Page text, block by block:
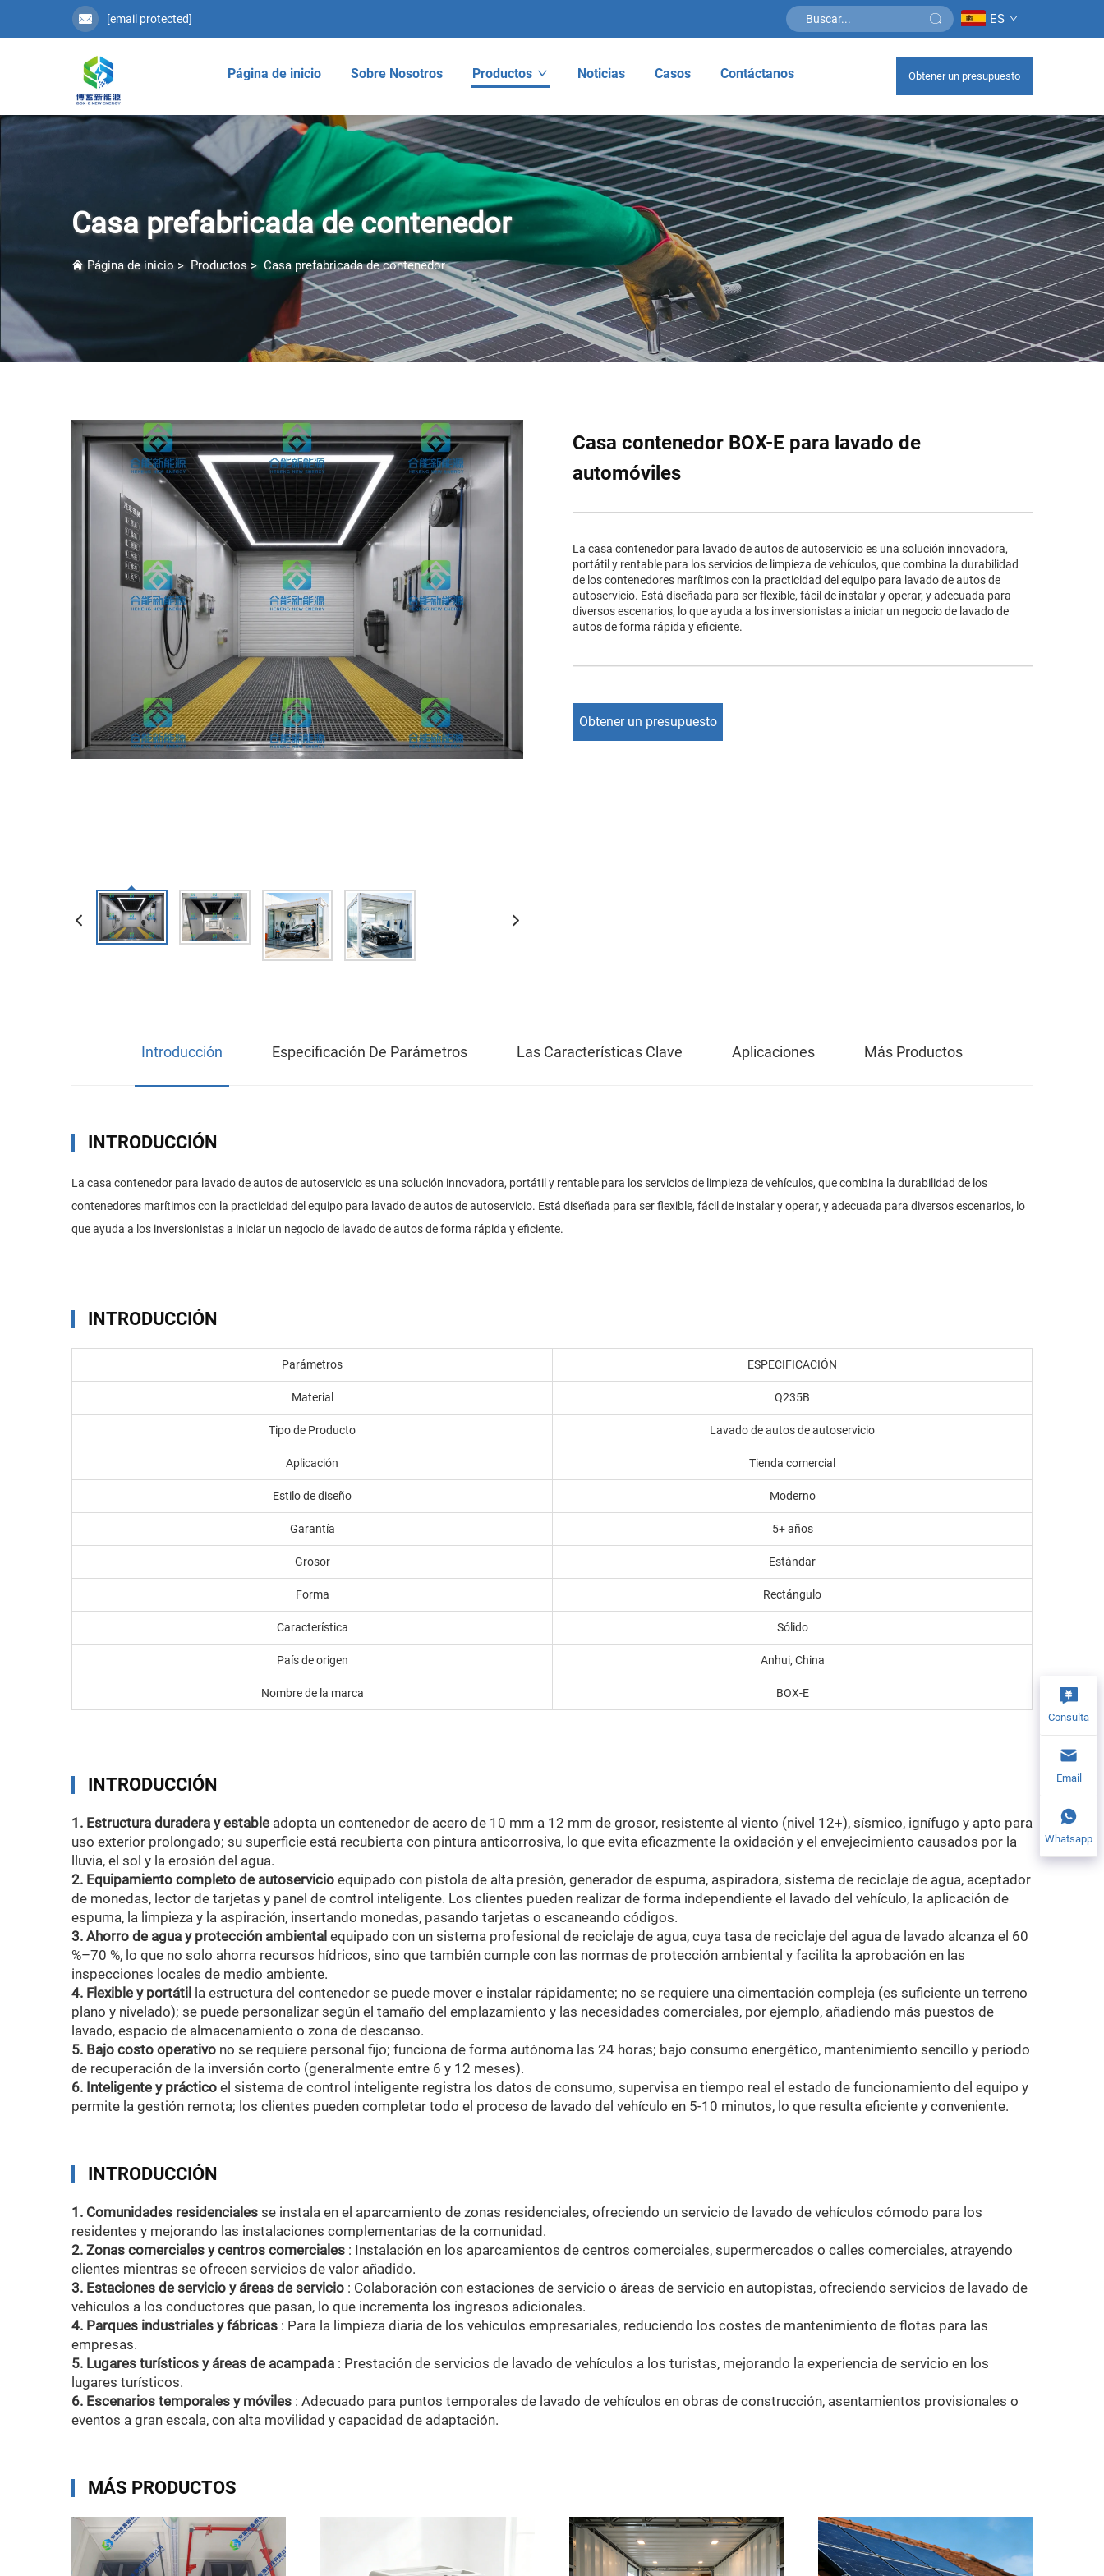
[email protected] ES
Página de inicio Sobre Nosotros Productos Noticias Casos Contáctanos Obtener un presupuesto
Casa prefabricada de contenedor
Página de inicio > Productos > Casa prefabricada de contenedor
Casa contenedor BOX-E para lavado de
automóviles
La casa contenedor para lavado de autos de autoservicio es una solución innovadora,
portátil y rentable para los servicios de limpieza de vehículos, que combina la durabilidad
de los contenedores marítimos con la practicidad del equipo para lavado de autos de
autoservicio. Está diseñada para ser flexible, fácil de instalar y operar, y adecuada para
diversos escenarios, lo que ayuda a los inversionistas a iniciar un negocio de lavado de
autos de forma rápida y eficiente.
Obtener un presupuesto
Introducción Especificación De Parámetros Las Características Clave Aplicaciones Más Productos
INTRODUCCIÓN
La casa contenedor para lavado de autos de autoservicio es una solución innovadora, portátil y rentable para los servicios de limpieza de vehículos, que combina la durabilidad de los
contenedores marítimos con la practicidad del equipo para lavado de autos de autoservicio. Está diseñada para ser flexible, fácil de instalar y operar, y adecuada para diversos escenarios, lo
que ayuda a los inversionistas a iniciar un negocio de lavado de autos de forma rápida y eficiente.
INTRODUCCIÓN
Parámetros ESPECIFICACIÓN
Material Q235B
Tipo de Producto Lavado de autos de autoservicio
Aplicación Tienda comercial
Estilo de diseño Moderno
Garantía 5+ años
Grosor Estándar
Forma Rectángulo
Característica Sólido
País de origen Anhui, China
Nombre de la marca BOX-E
INTRODUCCIÓN
1. Estructura duradera y estable adopta un contenedor de acero de 10 mm a 12 mm de grosor, resistente al viento (nivel 12+), sísmico, ignífugo y apto para
uso exterior prolongado; su superficie está recubierta con pintura anticorrosiva, lo que evita eficazmente la oxidación y el envejecimiento causados por la
lluvia, el sol y la erosión del agua.
2. Equipamiento completo de autoservicio equipado con pistola de alta presión, generador de espuma, aspiradora, sistema de reciclaje de agua, aceptador
de monedas, lector de tarjetas y panel de control inteligente. Los clientes pueden realizar de forma independiente el lavado del vehículo, la aplicación de
espuma, la limpieza y la aspiración, insertando monedas, pasando tarjetas o escaneando códigos.
3. Ahorro de agua y protección ambiental equipado con un sistema profesional de reciclaje de agua, cuya tasa de reciclaje del agua de lavado alcanza el 60
%–70 %, lo que no solo ahorra recursos hídricos, sino que también cumple con las normas de protección ambiental y facilita la aprobación en las
inspecciones locales de medio ambiente.
4. Flexible y portátil la estructura del contenedor se puede mover e instalar rápidamente; no se requiere una cimentación compleja (es suficiente un terreno
plano y nivelado); se puede personalizar según el tamaño del emplazamiento y las necesidades comerciales, por ejemplo, añadiendo más puestos de
lavado, espacio de almacenamiento o zona de descanso.
5. Bajo costo operativo no se requiere personal fijo; funciona de forma autónoma las 24 horas; bajo consumo energético, mantenimiento sencillo y período
de recuperación de la inversión corto (generalmente entre 6 y 12 meses).
6. Inteligente y práctico el sistema de control inteligente registra los datos de consumo, supervisa en tiempo real el estado de funcionamiento del equipo y
permite la gestión remota; los clientes pueden completar todo el proceso de lavado del vehículo en 5-10 minutos, lo que resulta eficiente y conveniente.
INTRODUCCIÓN
1. Comunidades residenciales se instala en el aparcamiento de zonas residenciales, ofreciendo un servicio de lavado de vehículos cómodo para los
residentes y mejorando las instalaciones complementarias de la comunidad.
2. Zonas comerciales y centros comerciales : Instalación en los aparcamientos de centros comerciales, supermercados o calles comerciales, atrayendo
clientes mientras se ofrecen servicios de valor añadido.
3. Estaciones de servicio y áreas de servicio : Colaboración con estaciones de servicio o áreas de servicio en autopistas, ofreciendo servicios de lavado de
vehículos a los conductores que pasan, lo que incrementa los ingresos adicionales.
4. Parques industriales y fábricas : Para la limpieza diaria de los vehículos empresariales, reduciendo los costes de mantenimiento de flotas para las
empresas.
5. Lugares turísticos y áreas de acampada : Prestación de servicios de lavado de vehículos a los turistas, mejorando la experiencia de servicio en los
lugares turísticos.
6. Escenarios temporales y móviles : Adecuado para puntos temporales de lavado de vehículos en obras de construcción, asentamientos provisionales o
eventos a gran escala, con alta movilidad y capacidad de adaptación.
MÁS PRODUCTOS
Consulta
Email
Whatsapp